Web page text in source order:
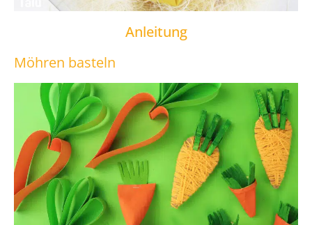
Anleitung
Möhren basteln